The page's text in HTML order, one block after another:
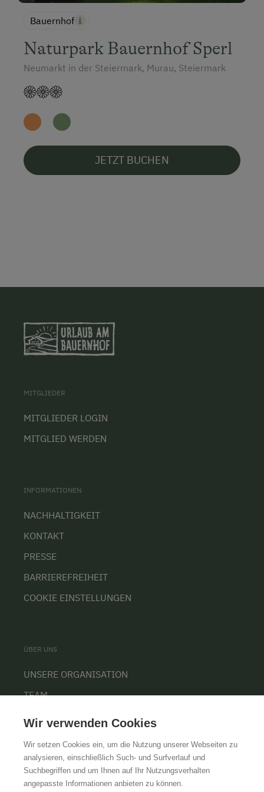
Bauernhof
Naturpark Bauernhof Sperl
Neumarkt in der Steiermark, Murau, Steiermark
JETZT BUCHEN
MITGLIEDER
MITGLIEDER LOGIN
MITGLIED WERDEN
INFORMATIONEN
NACHHALTIGKEIT
KONTAKT
PRESSE
BARRIEREFREIHEIT
COOKIE EINSTELLUNGEN
ÜBER UNS
UNSERE ORGANISATION
TEAM
KARRIERE
AGBIMPRESSUMDATENSCHUTZ
Wir verwenden Cookies
Wir setzen Cookies ein, um die Nutzung unserer Webseiten zu
analysieren, einschließlich Such- und Surfverlauf und
Suchbegriffen und um Ihnen auf Ihr Nutzungsverhalten
angepasste Informationen anbieten zu können.